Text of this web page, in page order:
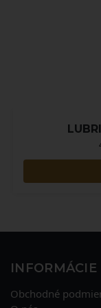
INFORMÁCIE
Obchodné